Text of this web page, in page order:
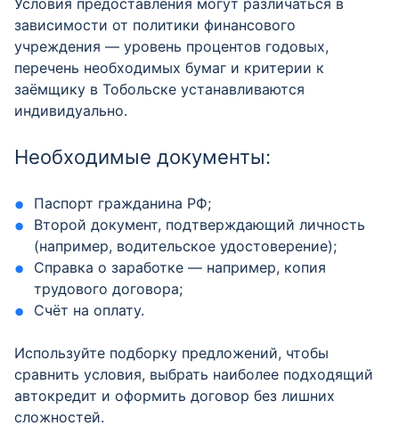
Условия предоставления могут различаться в
зависимости от политики финансового
учреждения — уровень процентов годовых,
перечень необходимых бумаг и критерии к
заёмщику в Тобольске устанавливаются
индивидуально.
Необходимые документы:
Паспорт гражданина РФ;
Второй документ, подтверждающий личность
(например, водительское удостоверение);
Справка о заработке — например, копия
трудового договора;
Счёт на оплату.
Используйте подборку предложений, чтобы
сравнить условия, выбрать наиболее подходящий
автокредит и оформить договор без лишних
сложностей.